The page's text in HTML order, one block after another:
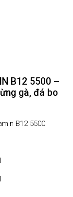
B12 5500 –
gà, đá bo
B12 5500